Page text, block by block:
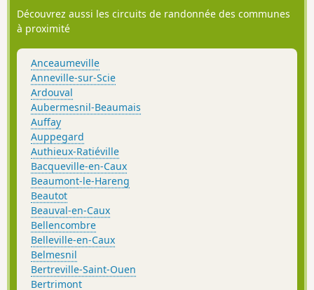
Découvrez aussi les circuits de randonnée des communes
à proximité
Anceaumeville
Anneville-sur-Scie
Ardouval
Aubermesnil-Beaumais
Auffay
Auppegard
Authieux-Ratiéville
Bacqueville-en-Caux
Beaumont-le-Hareng
Beautot
Beauval-en-Caux
Bellencombre
Belleville-en-Caux
Belmesnil
Bertreville-Saint-Ouen
Bertrimont